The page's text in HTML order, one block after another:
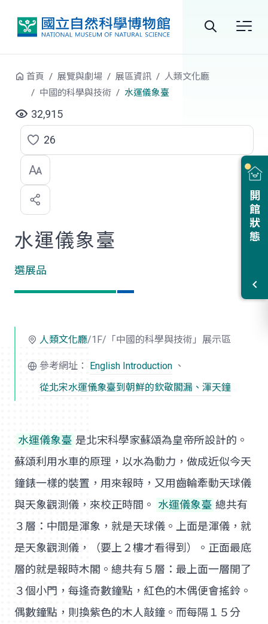
站
開館狀態
首頁 展覽與劇場 展區資訊
人類文化廳
中國的科學與技術
水運儀象臺
32,915
點
選
喜
歡
26
水運儀象臺
選展品
人類文化廳/1F/「中國的科學與技術」展示區
參考網址： English Introduction 、
從北宋水運儀象臺到朝鮮的欽敬閣漏、渾天鐘
水運儀象臺 是北宋科學家蘇頌為皇帝所設計的。
蘇頌利用水車的原理，以水為動力，做成近似今天
鐘錶一樣的裝置，用來報時，又用齒輪牽動天球儀
與天象觀測儀，來校正時間。
水運儀象臺 總共有
３層：中間是渾象，就是天球儀。上面是渾儀，就
是天象觀測儀，（要上２樓才看得到）。正面最底
層的就是報時木閣。總共有５層：最上面一層開了
３個小門，每逢奇數鐘點，紅色的木偶便會搖鈴。
偶數鐘點，則換紫色的木人敲鐘。而每隔１５分